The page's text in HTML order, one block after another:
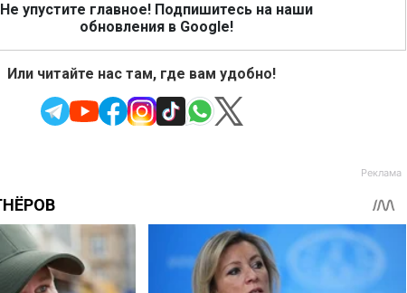
Не упустите главное! Подпишитесь на наши
обновления в Google!
Или читайте нас там, где вам удобно!